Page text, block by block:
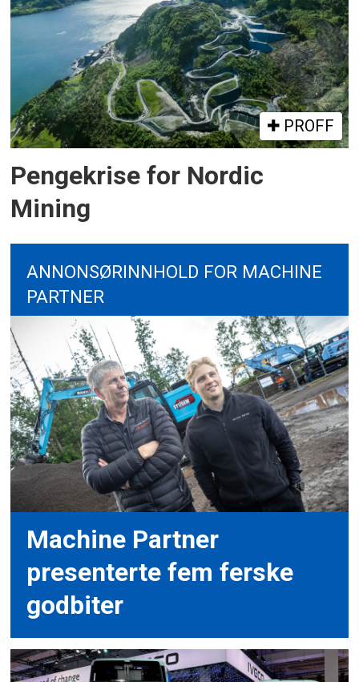
PROFF
Pengekrise for Nordic
Mining
ANNONSØRINNHOLD FOR MACHINE
PARTNER
Machine Partner
presenterte fem ferske
godbiter